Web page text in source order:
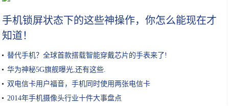
手机锁屏状态下的这些神操作，你怎么能现在才
知道！
替代手机？全球首款搭载智能穿戴芯片的手表来了!
华为神秘5G旗舰曝光,还有这些.
双电信卡用户福音，手机同时使用两张电信卡
2014年手机摄像头行业十件大事盘点